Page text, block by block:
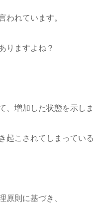
れています。
りますよね？
増加した状態を示しま
起こされてしまってい
原則に基づき、